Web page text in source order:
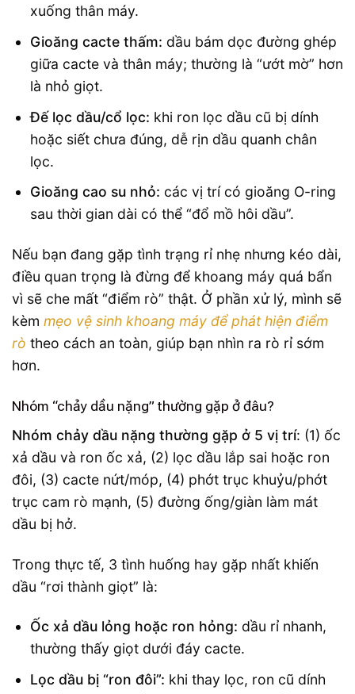
xuống thân máy.
Gioăng cacte thấm: dầu bám dọc đường ghép
giữa cacte và thân máy; thường là “ướt mờ” hơn
là nhỏ giọt.
Đế lọc dầu/cổ lọc: khi ron lọc dầu cũ bị dính
hoặc siết chưa đúng, dễ rịn dầu quanh chân
lọc.
Gioăng cao su nhỏ: các vị trí có gioăng O-ring
sau thời gian dài có thể “đổ mồ hôi dầu”.
Nếu bạn đang gặp tình trạng rỉ nhẹ nhưng kéo dài,
điều quan trọng là đừng để khoang máy quá bẩn
vì sẽ che mất “điểm rò” thật. Ở phần xử lý, mình sẽ
kèm mẹo vệ sinh khoang máy để phát hiện điểm
rò theo cách an toàn, giúp bạn nhìn ra rò rỉ sớm
hơn.
Nhóm “chảy dầu nặng” thường gặp ở đâu?
Nhóm chảy dầu nặng thường gặp ở 5 vị trí: (1) ốc
xả dầu và ron ốc xả, (2) lọc dầu lắp sai hoặc ron
đôi, (3) cacte nứt/móp, (4) phớt trục khuỷu/phớt
trục cam rò mạnh, (5) đường ống/giàn làm mát
dầu bị hở.
Trong thực tế, 3 tình huống hay gặp nhất khiến
dầu “rơi thành giọt” là:
Ốc xả dầu lỏng hoặc ron hỏng: dầu rỉ nhanh,
thường thấy giọt dưới đáy cacte.
Lọc dầu bị “ron đôi”: khi thay lọc, ron cũ dính